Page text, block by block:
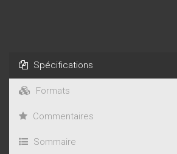
Spécifications
Formats
Commentaires
Sommaire